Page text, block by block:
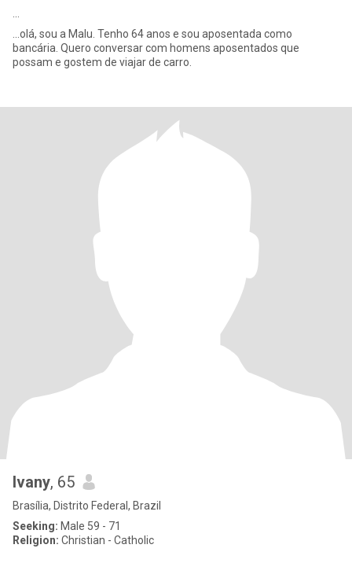
...olá, sou a Malu. Tenho 64 anos e sou aposentada como
bancária. Quero conversar com homens aposentados que
possam e gostem de viajar de carro.
Ivany, 65
Brasília, Distrito Federal, Brazil
Seeking: Male 59 - 71
Religion: Christian - Catholic